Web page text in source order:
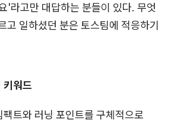
'라고만 대답하는 분들이 있다. 무엇
고 일하셨던 분은 토스팀에 적응하기
키워드
팩트와 러닝 포인트를 구체적으로